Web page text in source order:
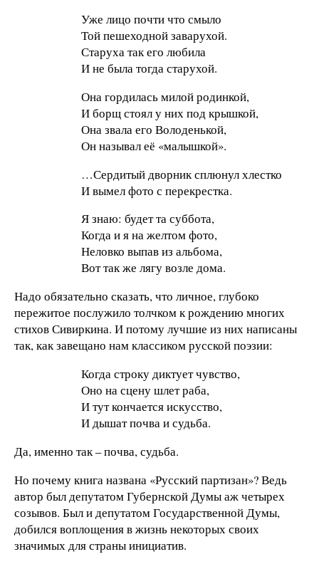
Уже лицо почти что смыло
Той пешеходной заварухой.
Старуха так его любила
И не была тогда старухой.
Она гордилась милой родинкой,
И борщ стоял у них под крышкой,
Она звала его Володенькой,
Он называл её «малышкой».
…Сердитый дворник сплюнул хлестко
И вымел фото с перекрестка.
Я знаю: будет та суббота,
Когда и я на желтом фото,
Неловко выпав из альбома,
Вот так же лягу возле дома.
Надо обязательно сказать, что личное, глубоко
пережитое послужило толчком к рождению многих
стихов Сивиркина. И потому лучшие из них написаны
так, как завещано нам классиком русской поэзии:
Когда строку диктует чувство,
Оно на сцену шлет раба,
И тут кончается искусство,
И дышат почва и судьба.
Да, именно так – почва, судьба.
Но почему книга названа «Русский партизан»? Ведь
автор был депутатом Губернской Думы аж четырех
созывов. Был и депутатом Государственной Думы,
добился воплощения в жизнь некоторых своих
значимых для страны инициатив.